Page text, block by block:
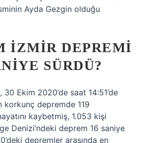
Ayda Gezgin olduğu
İZMIR DEPREMI
SÜRDÜ?
30 Ekim 2020’de saat 14:51’de
korkunç depremde 119
kaybetmiş, 1.053 kişi
Denizi’ndeki deprem 16 saniye
depremler arasında en